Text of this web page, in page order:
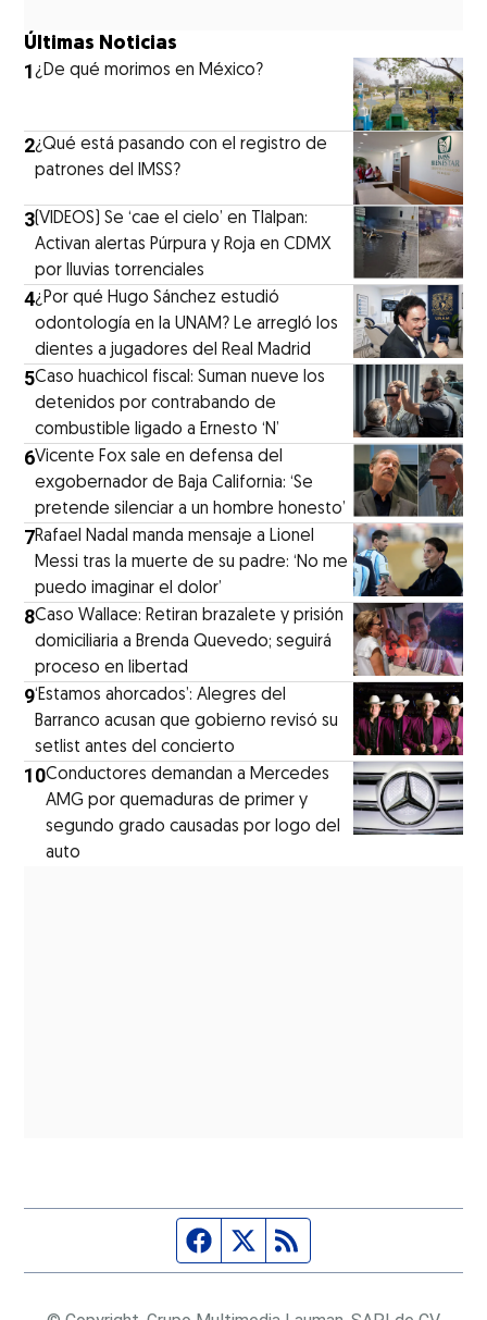
Últimas Noticias
1¿De qué morimos en México?
2¿Qué está pasando con el registro de
patrones del IMSS?
3 (VIDEOS) Se ‘cae el cielo’ en Tlalpan:
Activan alertas Púrpura y Roja en CDMX
por lluvias torrenciales
4¿Por qué Hugo Sánchez estudió
odontología en la UNAM? Le arregló los
dientes a jugadores del Real Madrid
5Caso huachicol fiscal: Suman nueve los
detenidos por contrabando de
combustible ligado a Ernesto ‘N’
6Vicente Fox sale en defensa del
exgobernador de Baja California: ‘Se
pretende silenciar a un hombre honesto’
7Rafael Nadal manda mensaje a Lionel
Messi tras la muerte de su padre: ‘No me
puedo imaginar el dolor’
8Caso Wallace: Retiran brazalete y prisión
domiciliaria a Brenda Quevedo; seguirá
proceso en libertad
9‘Estamos ahorcados’: Alegres del
Barranco acusan que gobierno revisó su
setlist antes del concierto
10Conductores demandan a Mercedes
AMG por quemaduras de primer y
segundo grado causadas por logo del
auto
Página de Facebook
Fuente Twitter